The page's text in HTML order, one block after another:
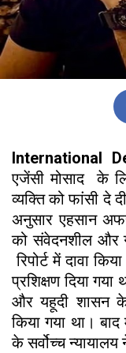
International
एजेंसी मोसाद के
व्यक्ति को फांसी दे
अनुसार एहसान
को संवेदनशील और
रिपोर्ट में दावा
प्रशिक्षण दिया
और यहूदी शासन
किया गया था।
के सर्वोच्च